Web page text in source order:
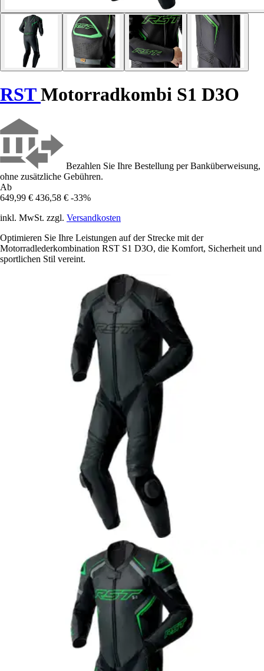
RSTMotorradkombi S1 D3O
Bezahlen Sie Ihre Bestellung per Banküberweisung,
ohne zusätzliche Gebühren.
Ab
649,99 € 436,58 € -33%
inkl. MwSt. zzgl. Versandkosten
Optimieren Sie Ihre Leistungen auf der Strecke mit der
Motorradlederkombination RST S1 D3O, die Komfort, Sicherheit und
sportlichen Stil vereint.